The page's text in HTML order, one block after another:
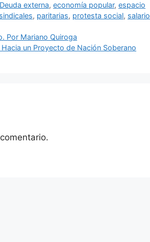
Deuda externa,economía popular,espacio
, paritarias, protesta social, salario
Por Mariano Quiroga
un Proyecto de Nación Soberano